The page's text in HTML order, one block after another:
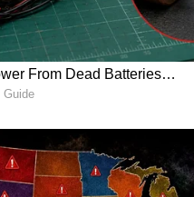
മുന്നറിയിപ്പ്